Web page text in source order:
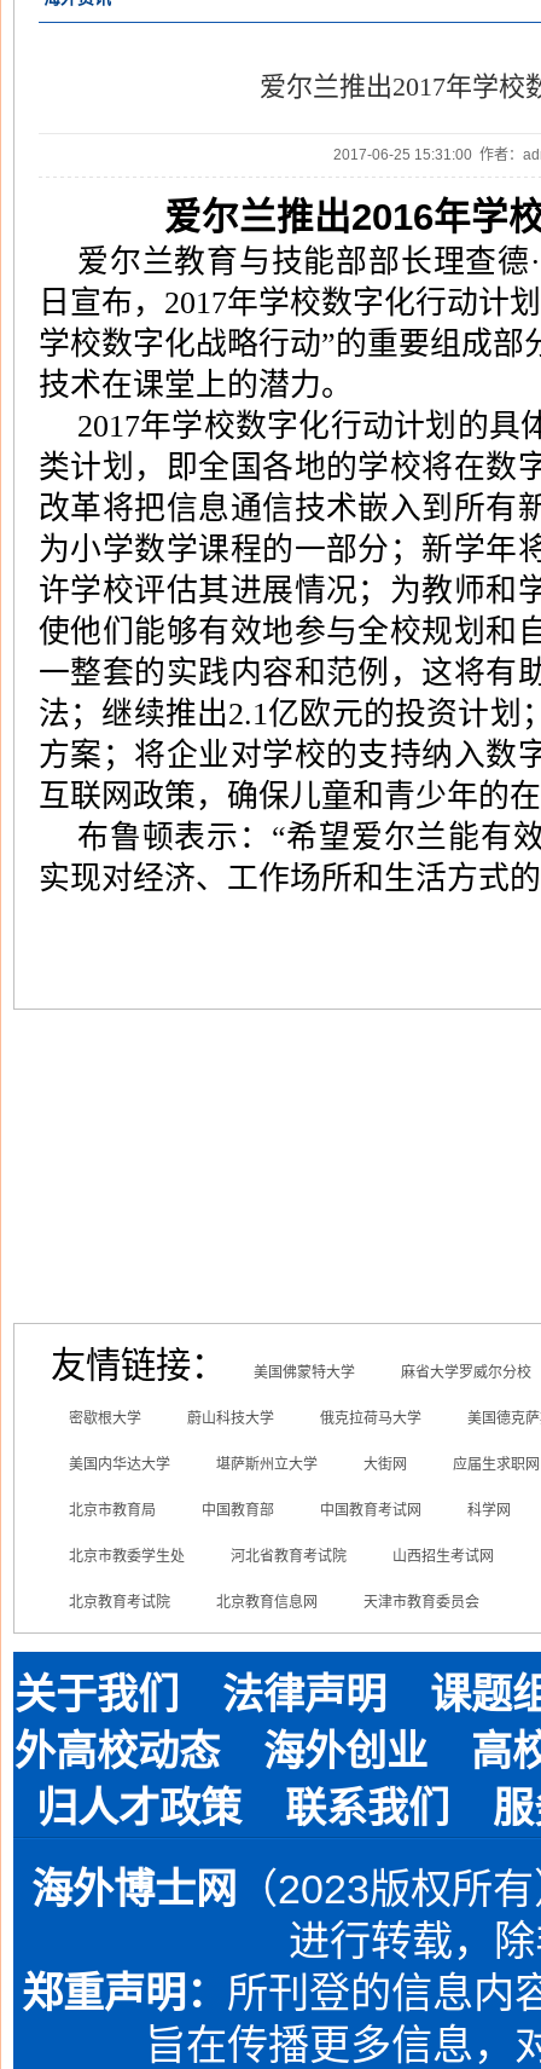
爱尔兰推出2017年学校
2017-06-25 15:31:00 作者：
爱尔兰推出2016年学
爱尔兰教育与技能部部长理查德·
日宣布， 2017年学校数字化行动计
学校数字化战略行动”的重要组成部
技术在课堂上的潜力。
2017年学校数字化行动计划的具
类计划，即全国各地的学校将在数
改革将把信息通信技术嵌入到所有
为小学数学课程的一部分；新学年
许学校评估其进展情况；为教师和
使他们能够有效地参与全校规划和
一整套的实践内容和范例，这将有
法；继续推出2.1亿欧元的投资计划
方案；将企业对学校的支持纳入数
互联网政策，确保儿童和青少年的
布鲁顿表示： “希望爱尔兰能有
实现对经济、工作场所和生活方式
友情链接： 美国佛蒙特大学 麻省大学罗威尔分校
密歇根大学 蔚山科技大学 俄克拉荷马大学 美国德克
美国内华达大学 堪萨斯州立大学 大街网 应届生求职网
北京市教育局 中国教育部 中国教育考试网 科学网
北京市教委学生处 河北省教育考试院 山西招生考试网
北京教育考试院 北京教育信息网 天津市教育委员会
关于我们 法律声明
课题
外高校动态
海外创业
高
归人才政策
联系我们
海外博士网
（2023版权所
进行转载，
郑重声明： 所刊登的信息内
旨在传播更多信息，